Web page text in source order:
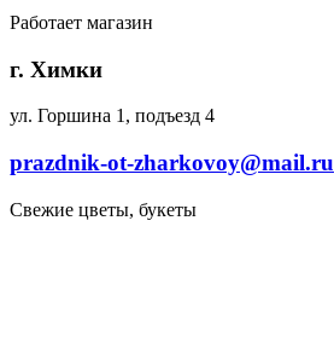
Работает магазин
г. Химки
ул. Горшина 1, подъезд 4
prazdnik-ot-zharkovoy@mail.ru
Свежие цветы, букеты